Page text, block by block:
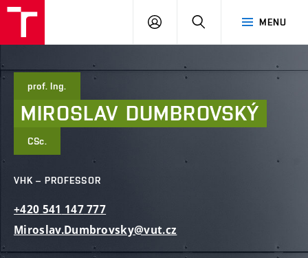
MENU
LOG
prof. Ing.
MIROSLAV DUMBROVSKÝ
CSc.
VHK – PROFESSOR
+420 541 147777
Miroslav.Dumbrovsky@vut.cz